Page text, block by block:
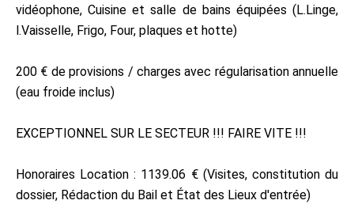
vidéophone, Cuisine et salle de bains équipées (L.Linge,
l.Vaisselle, Frigo, Four, plaques et hotte)
200 € de provisions / charges avec régularisation annuelle
(eau froide inclus)
EXCEPTIONNEL SUR LE SECTEUR !!! FAIRE VITE !!!
Honoraires Location : 1139.06 € (Visites, constitution du
dossier, Rédaction du Bail et État des Lieux d'entrée)